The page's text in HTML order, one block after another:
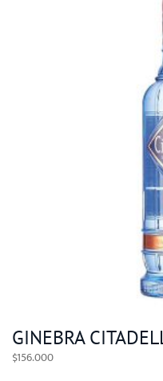
GINEBRA
$156.000